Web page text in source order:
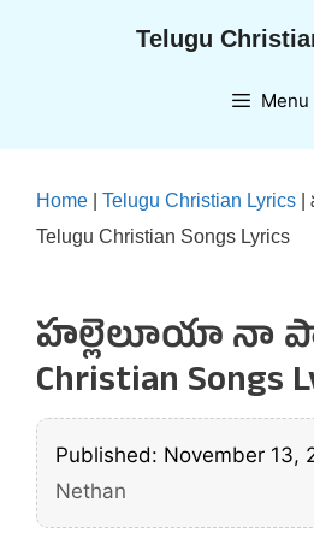
Telugu
Menu
Home Telugu Christian Lyrics
Telugu Christian Songs Lyrics
హల్లెలూయా నా
Christian Songs
Published: November 13,
Nethan